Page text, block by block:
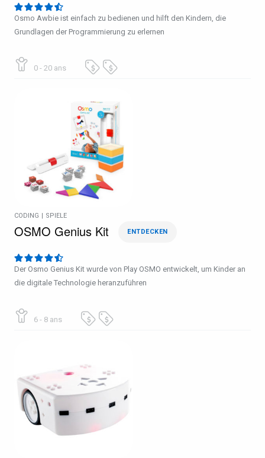
Osmo Awbie ist einfach zu bedienen und hilft den Kindern, die
Grundlagen der Programmierung zu erlernen
0 - 20 ans
CODING SPIELE
OSMO Genius Kit ENTDECKEN
Der Osmo Genius Kit wurde von Play OSMO entwickelt, um Kinder an
die digitale Technologie heranzuführen
6 - 8 ans